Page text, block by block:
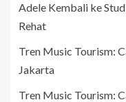
Adele Kembali ke
Rehat
Tren Music Tourism:
Jakarta
Tren Music Tourism: